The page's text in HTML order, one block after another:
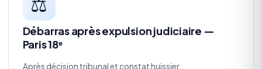
Débarras après expulsion judiciaire —
Paris 18ᵉ
Après décision tribunal et constat huissier